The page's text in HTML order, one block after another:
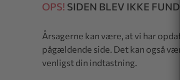
OPS! SIDEN BLEV IKKE
Årsagerne kan være, at vi har
pågældende side. Det kan også
venligst din indtastning.